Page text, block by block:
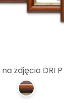
zdjęcia DRI P